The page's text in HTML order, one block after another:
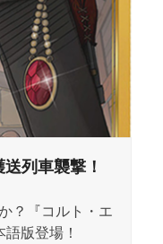
列車襲撃！
？『コルト・エ
版登場！